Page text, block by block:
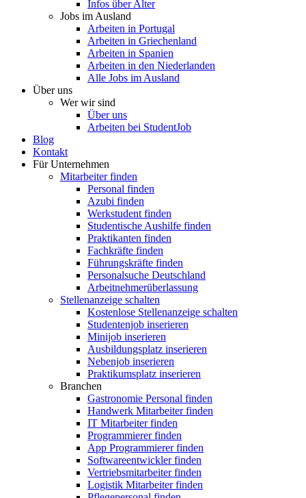
Infos über Alter
Jobs im Ausland
Arbeiten in Portugal
Arbeiten in Griechenland
Arbeiten in Spanien
Arbeiten in den Niederlanden
Alle Jobs im Ausland
Über uns
Wer wir sind
Über uns
Arbeiten bei StudentJob
Blog
Kontakt
Für Unternehmen
Mitarbeiter finden
Personal finden
Azubi finden
Werkstudent finden
Studentische Aushilfe finden
Praktikanten finden
Fachkräfte finden
Führungskräfte finden
Personalsuche Deutschland
Arbeitnehmerüberlassung
Stellenanzeige schalten
Kostenlose Stellenanzeige schalten
Studentenjob inserieren
Minijob inserieren
Ausbildungsplatz inserieren
Nebenjob inserieren
Praktikumsplatz inserieren
Branchen
Gastronomie Personal finden
Handwerk Mitarbeiter finden
IT Mitarbeiter finden
Programmierer finden
App Programmierer finden
Softwareentwickler finden
Vertriebsmitarbeiter finden
Logistik Mitarbeiter finden